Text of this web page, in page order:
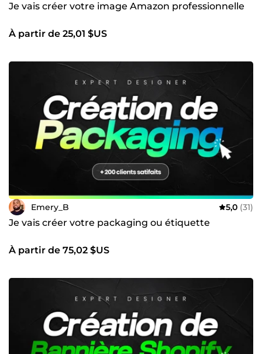
Je vais créer votre image Amazon professionnelle
À partir de 25,01 $US
Emery_B 5,0 (31)
Je vais créer votre packaging ou étiquette
À partir de 75,02 $US